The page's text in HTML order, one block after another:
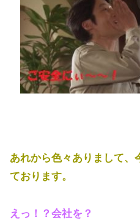
あれから色々ありまして、
ております。
えっ！？会社を？